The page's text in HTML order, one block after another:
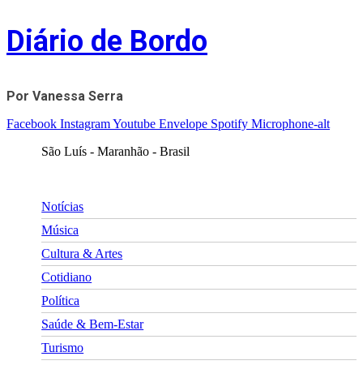
Skip
to
content
Diário de Bordo
Por Vanessa Serra
Facebook InstagramYoutube Envelope Spotify Microphone-alt
São Luís - Maranhão - Brasil
Notícias
Música
Cultura & Artes
Cotidiano
Política
Saúde & Bem-Estar
Turismo